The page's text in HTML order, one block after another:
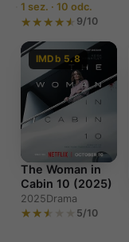
1 sez. · 10 odc.
9/10
IMDb 5.8
The Woman in
Cabin 10 (2025)
2025Drama
5/10